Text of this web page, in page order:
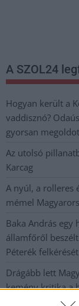
A SZOL24
Hogyan került a
vaddisznó?
gyorsan
Az utolsó
Karcag
A nyúl, a rolleres
mémel
Baka András egy
államfőről
Péterék felkérését
Drágább lett
kemény kritika a